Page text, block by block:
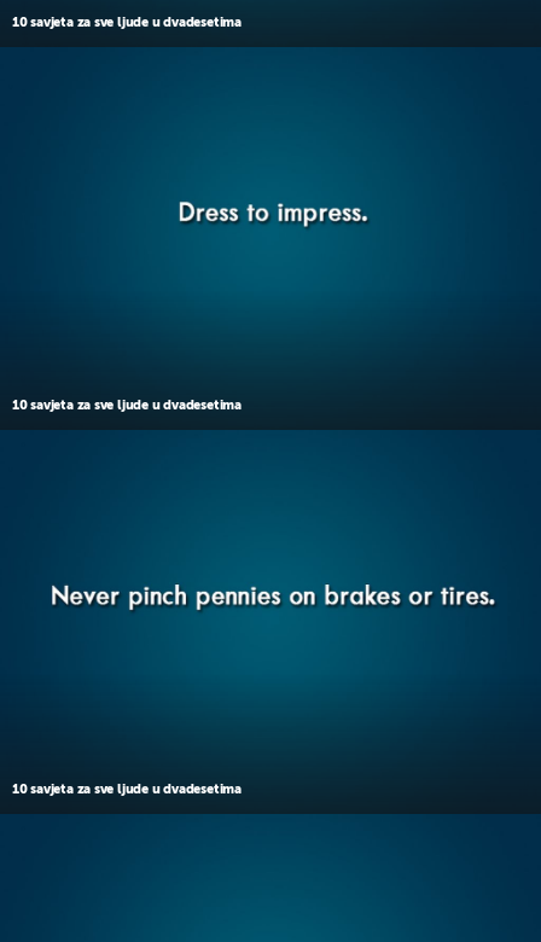
10 savjeta za sve ljude u dvadesetima
10 savjeta za sve ljude u dvadesetima
10 savjeta za sve ljude u dvadesetima